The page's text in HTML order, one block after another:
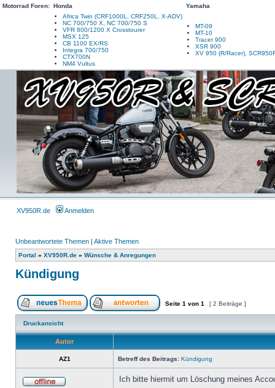
Motorrad Foren: Honda
Yamaha
Africa Twin (CRF1000L, CRF250L, X-ADV)
NC 700/750 X, NC 700/750 S
VFR 800/1200 X Crosstourer
MSX 125
CB 1100 EX/RS
Integra 700/750
CTX700N
NM4 Vultus
MT-09
MT-10
Tracer 900
XSR 900
XV 950 (R/Racer),
XV950R.de Anmelden
Unbeantwortete Themen | Aktive Themen
Portal » XV950R.de » Wünsche & Anregungen
Kündigung
Seite 1 von 1 [ 2 Beiträge ]
Druckansicht
Autor
AZ1 Betreff des Beitrags: Kündigung
Ich bitte hiermit um Löschung meines